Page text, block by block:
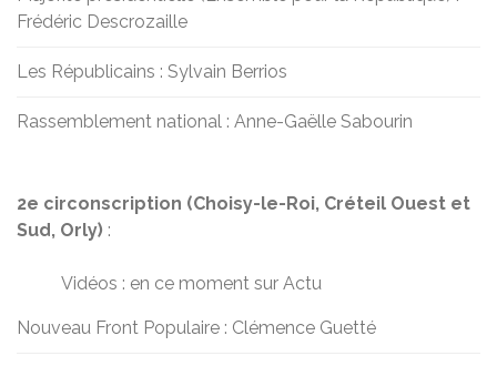
Frédéric Descrozaille
Les Républicains : Sylvain Berrios
Rassemblement national : Anne-Gaëlle Sabourin
2e circonscription (Choisy-le-Roi, Créteil Ouest et
Sud, Orly) :
Vidéos : en ce moment sur Actu
Nouveau Front Populaire : Clémence Guetté